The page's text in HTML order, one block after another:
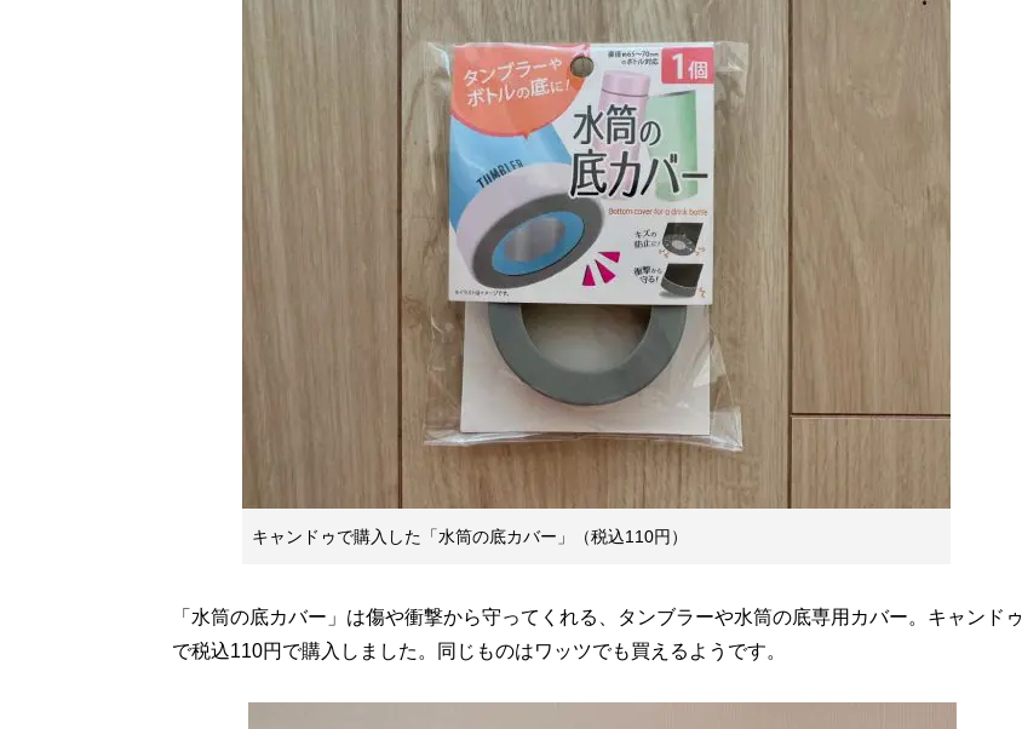
キャンドゥで購入した「水筒の底カバー」（税込110円）
「水筒の底カバー」は傷や衝撃から守ってくれる、タンブラーや水筒の底専用カバー。キャンドゥ
で税込110円で購入しました。同じものはワッツでも買えるようです。